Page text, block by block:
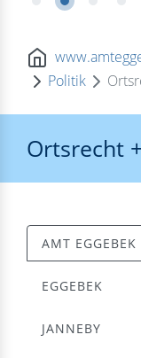
Politik
Ortsrecht
AMT EGGEBEK
EGGEBEK
JANNEBY